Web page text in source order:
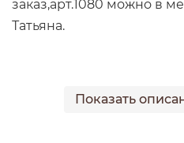
заказ,арт.1080 можно в
Татьяна.
Показать